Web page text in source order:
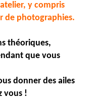
y compris
de photographies.
théoriques,
que vous
donner des ailes
vous !